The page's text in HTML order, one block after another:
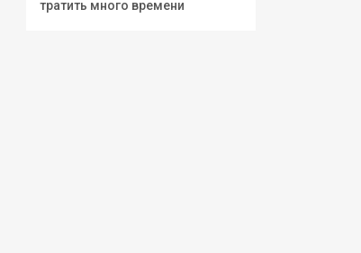
тратить много времени